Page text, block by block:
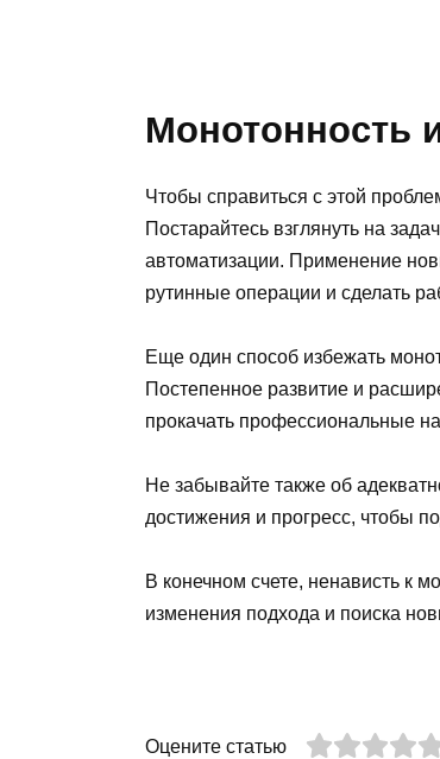
Монотонность
Чтобы справиться с этой
Постарайтесь взглянуть на
автоматизации. Применение
рутинные операции и сделать
Еще один способ избежать
Постепенное развитие и
прокачать профессиональные
Не забывайте также об
достижения и прогресс, чтобы
В конечном счете, ненависть к
изменения подхода и поиска
Оцените статью